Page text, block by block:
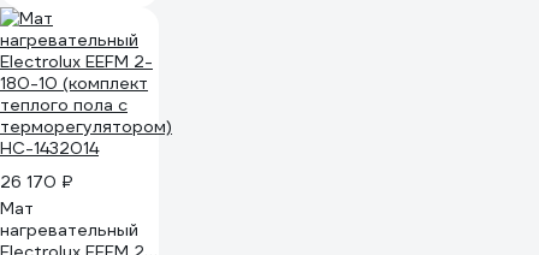
26 170 ₽
Мат
нагревательный